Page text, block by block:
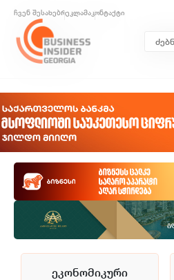
ჩვენ შესახებრეკლამაკონტაქტი
ეკონომიკური